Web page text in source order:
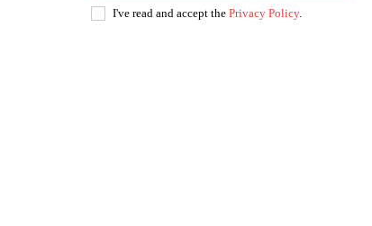
I've read and accept the Privacy Policy.